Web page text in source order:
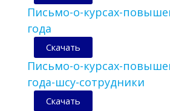
Письмо-о-курсах-
года
Скачать
Письмо-о-курсах-
года-шсу-сотрудники
Скачать